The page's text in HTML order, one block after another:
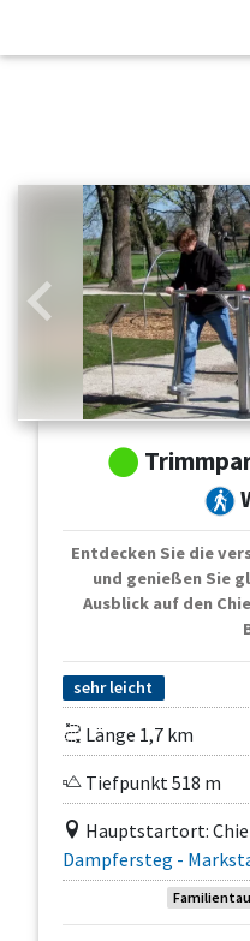
Zurück
Entdecken Sie die
und genießen Sie
Ausblick auf den
sehr leicht
Länge 1,7 km
Tiefpunkt 518 m
Hauptstartort:
Dampfersteg -